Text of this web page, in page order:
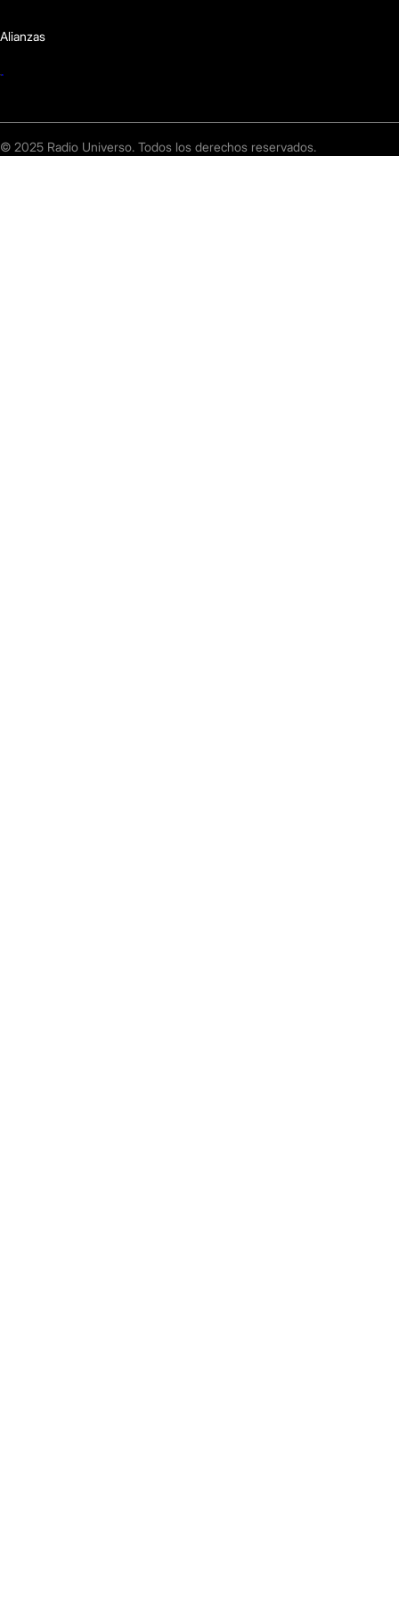
Alianzas
© 2025 Radio Universo. Todos los derechos reservados.